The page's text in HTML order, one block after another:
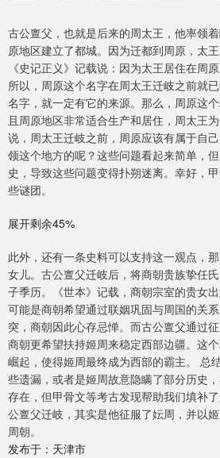
古公亶父，也就是后来的周太王，他率领
原地区建立了都城。因为迁都到周原，太
《史记正义》记载说：因为太王居住在周
所以，周原这个名字在周太王迁岐之前就
名字，就一定有它的来源。那么，周原这
且周原地区非常适合生产和居住，周太王
说，周太王迁岐之前，周原应该有属于自
领这个地方的呢？这些问题看起来简单，
史，导致这些问题变得扑朔迷离。幸好，
些谜团。
展开剩余45%
此外，还有一条史料可以支持这一观点，
女儿。古公亶父迁岐后，将商朝贵族挚任
子季历。《世本》记载，商朝宗室的贵女
可能是商朝希望通过联姻巩固与周国的关
突，商朝因此心存忌惮。而古公亶父通过
商朝更希望扶持姬周来稳定西部边疆。这
崛起，使得姬周最终成为西部的霸主。 总
些遗漏，或者是姬周故意隐瞒了部分历史
存在，但甲骨文等考古发现帮助我们填补
公亶父迁岐，其实是他征服了妘周，并以
周朝。
发布于：天津市